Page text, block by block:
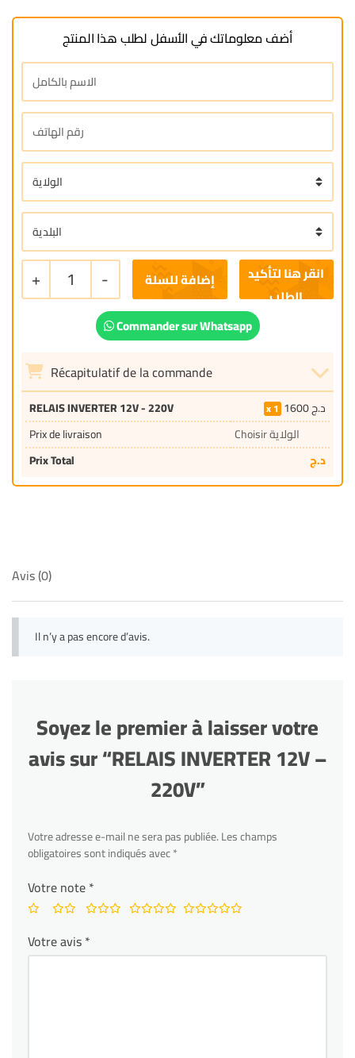
أضف معلوماتك في الأسفل لطلب هذا المنتج
+ 1 - إضافة للسلة
Commander sur Whatsapp
Récapitulatif de la commande
RELAIS INVERTER 12V - 220V 1 1600د.ج
Prix de livraison
Choisir الولاية
Prix Total
د.ج
Avis (0)
Il n’y a pas encore d’avis.
Soyez le premier à laisser votre
avis sur “RELAIS INVERTER 12V –
220V”
Votre adresse e-mail ne sera pas publiée.Les champs
obligatoires sont indiqués avec*
Votre note*
Votre avis*